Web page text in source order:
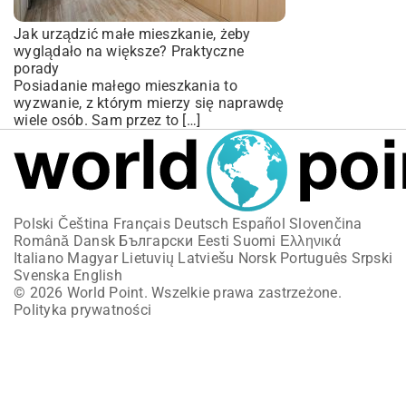
Jak urządzić małe mieszkanie, żeby
wyglądało na większe? Praktyczne
porady
Posiadanie małego mieszkania to
wyzwanie, z którym mierzy się naprawdę
wiele osób. Sam przez to […]
Polski Čeština Français Deutsch Español Slovenčina
Română Dansk Български Eesti Suomi Ελληνικά
Italiano Magyar Lietuvių Latviešu Norsk Português Srpski
Svenska English
© 2026 World Point. Wszelkie prawa zastrzeżone.
Polityka prywatności